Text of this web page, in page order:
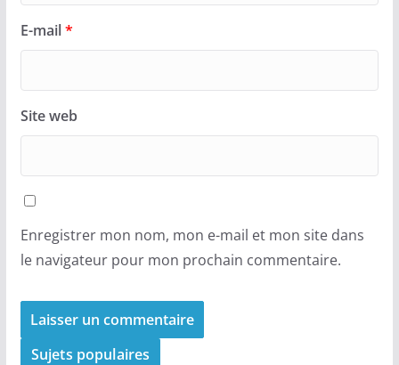
E-mail*
Site web
Enregistrer mon nom, mon e-mail et mon site dans
le navigateur pour mon prochain commentaire.
Sujets populaires